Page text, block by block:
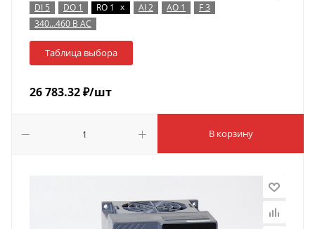
DI 5
DO 1 RO 1 x AI 2 AO 1
F 3
340…460 В AC
Таблица выбора
26 783.32₽/шт
В корзину